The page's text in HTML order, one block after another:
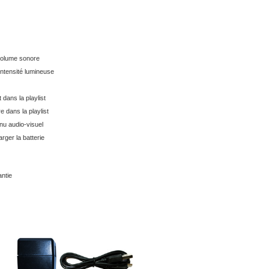
sonore
lumineuse
dans la playlist
dans la playlist
audio-visuel
la batterie